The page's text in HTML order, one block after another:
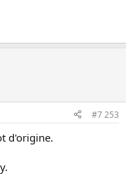
#7 253
d'origine.